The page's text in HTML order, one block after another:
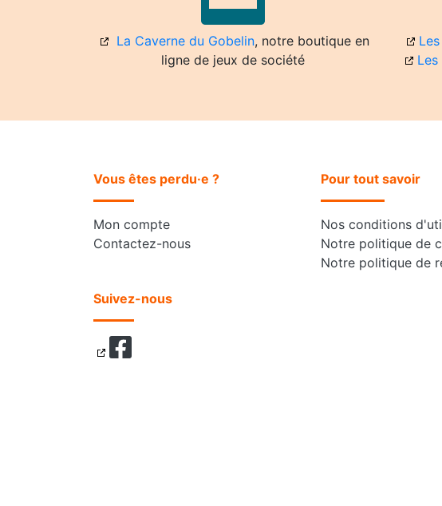
La Caverne du Gobelin, notre boutique en
ligne de jeux de société
Vous êtes perdu·e ?
Mon compte
Contactez-nous
Suivez-nous
Pour tout savoir
Nos conditions
Notre politique de
Notre politique de